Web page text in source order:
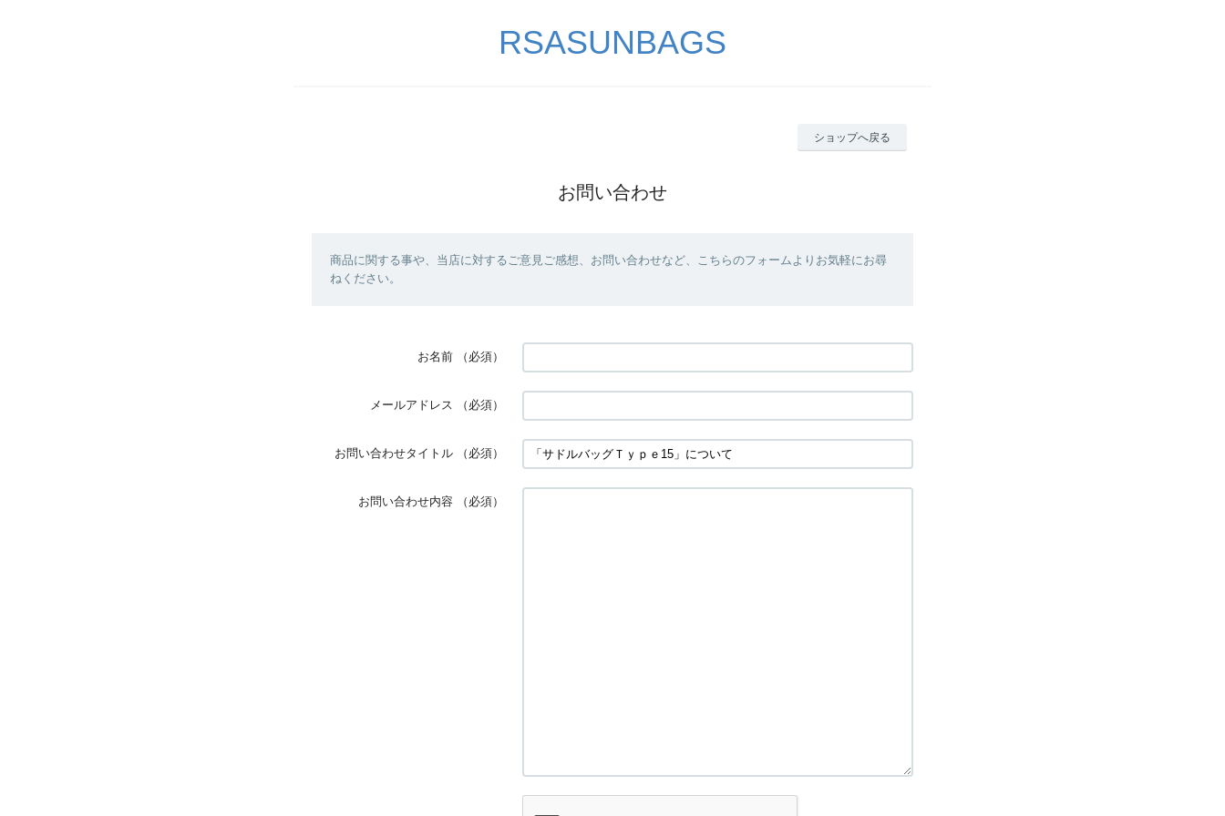
RSASUNBAGS
ショップへ戻る
お問い合わせ
商品に関する事や、当店に対するご意見ご感想、お問い合わせなど、こちらのフォームよりお気軽にお尋
ねください。
お名前 （必須）
メールアドレス （必須）
お問い合わせタイトル （必須）
お問い合わせ内容 （必須）